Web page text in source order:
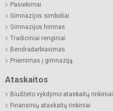
Pasiekimai
Gimnazijos simboliai
Gimnazijos himnas
Tradiciniai renginiai
Bendradarbiavimas
Priėmimas į gimnaziją
Ataskaitos
Biudžeto vykdymo ataskaitų rinkiniai
Finansinių ataskaitų rinkiniai